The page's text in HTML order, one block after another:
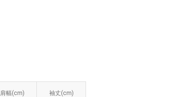
肩幅(cm) 袖丈(cm)
肩幅(cm) 袖丈(cm)